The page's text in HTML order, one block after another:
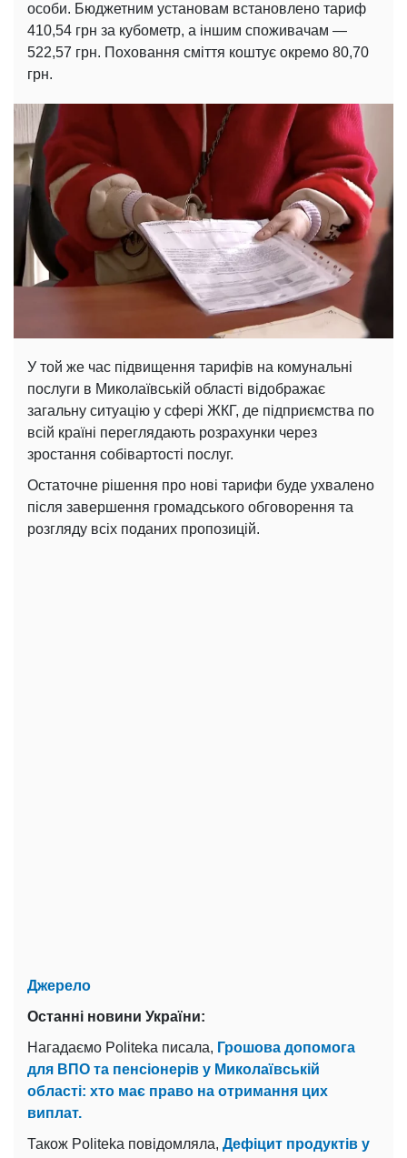
особи. Бюджетним установам встановлено тариф
410,54 грн за кубометр, а іншим споживачам —
522,57 грн. Поховання сміття коштує окремо 80,70
грн.
У той же час підвищення тарифів на комунальні
послуги в Миколаївській області відображає
загальну ситуацію у сфері ЖКГ, де підприємства по
всій країні переглядають розрахунки через
зростання собівартості послуг.
Остаточне рішення про нові тарифи буде ухвалено
після завершення громадського обговорення та
розгляду всіх поданих пропозицій.
Джерело
Останні новини України:
Нагадаємо Politeka писала, Грошова допомога
для ВПО та пенсіонерів у Миколаївській
області: хто має право на отримання цих
виплат.
Також Politeka повідомляла, Дефіцит продуктів у